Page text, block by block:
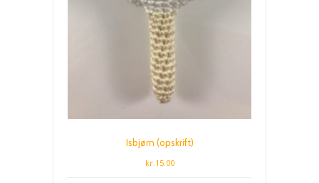
Isbjørn (opskrift)
kr.15.00